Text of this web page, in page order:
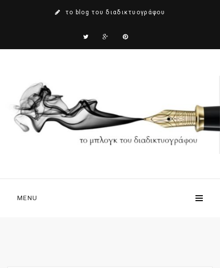
το blog του διαδικτυογράφου
MENU